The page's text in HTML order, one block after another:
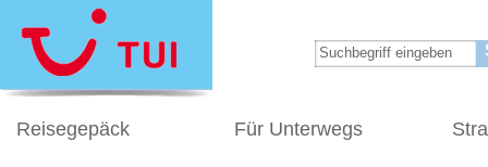
Reisegepäck Für Unterwegs